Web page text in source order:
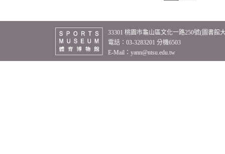
33301 桃園市龜山區文化一路250號(圖書館
電話：03-3283201 分機6503
E-Mail： yann@ntsu.edu.tw